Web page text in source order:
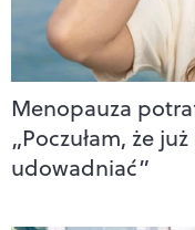
Menopauza
„Poczułam, że
udowadniać”